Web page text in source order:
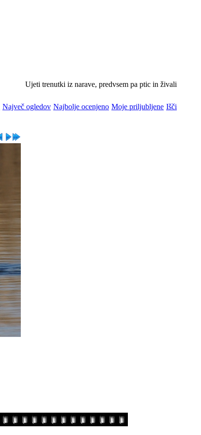
Ujeti trenutki iz narave, predvsem pa ptic in živali
Največ ogledov Najbolje ocenjeno Moje priljubljene Išči